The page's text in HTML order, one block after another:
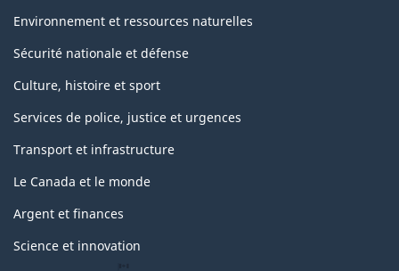
Environnement et ressources naturelles
Sécurité nationale et défense
Culture, histoire et sport
Services de police, justice et urgences
Transport et infrastructure
Le Canada et le monde
Argent et finances
Science et innovation